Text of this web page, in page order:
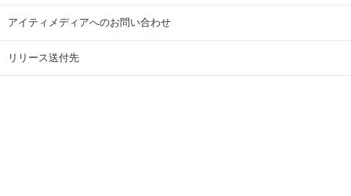
アイティメディアへのお問い合わせ
リリース送付先